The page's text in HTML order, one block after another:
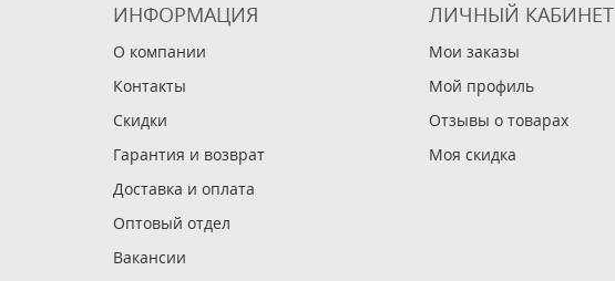
ИНФОРМАЦИЯ
О компании
Контакты
Скидки
Гарантия и возврат
Доставка и оплата
Оптовый отдел
Вакансии
ЛИЧНЫЙ КАБИНЕТ
Мои заказы
Мой профиль
Отзывы о товарах
Моя скидка